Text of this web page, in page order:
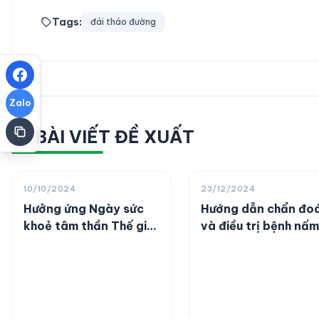
Zalo
Tags: đái tháo đường
BÀI VIẾT ĐỀ XUẤT
10/10/2024
Hưởng ứng Ngày sức
khoẻ tâm thần Thế giới
23/12/2024
Hướng dẫn chẩn
và điều trị bệnh nấm